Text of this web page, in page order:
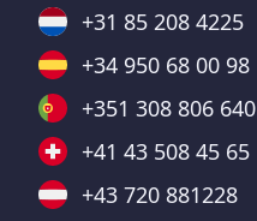
+31 85 208 4225
+34 950 68 00 98
+351 308 806 640
+41 43 508 45 65
+43 720 881228